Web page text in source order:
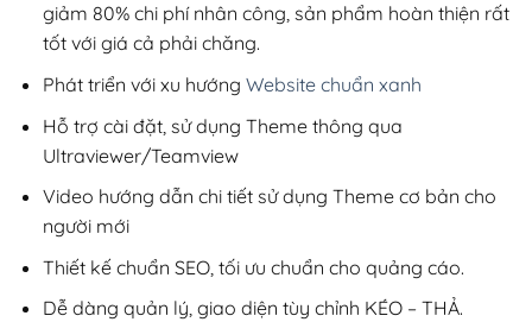
giảm 80% chi phí nhân công, sản phẩm hoàn thiện rất
tốt với giá cả phải chăng.
Phát triển với xu hướng Website chuẩn xanh
Hỗ trợ cài đặt, sử dụng Theme thông qua
Ultraviewer/Teamview
Video hướng dẫn chi tiết sử dụng Theme cơ bản cho
người mới
Thiết kế chuẩn SEO, tối ưu chuẩn cho quảng cáo.
Dễ dàng quản lý, giao diện tùy chỉnh KÉO – THẢ.